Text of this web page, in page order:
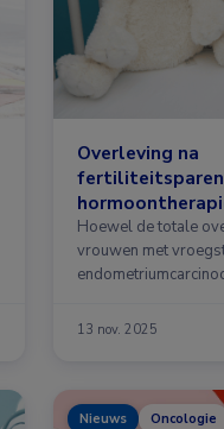
Overleving na
hysterectomie
Hoewel de totale
vrouwen met
13 nov. 2025
Nieuws Oncologie